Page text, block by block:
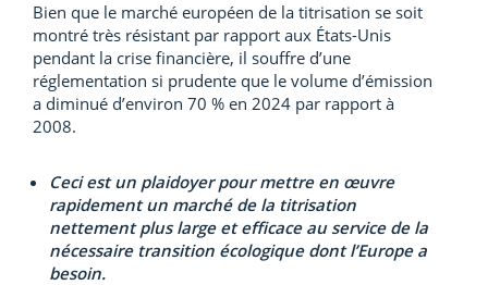
Bien que le marché européen de la titrisation se soit
montré très résistant par rapport aux États-Unis
pendant la crise financière, il souffre d’une
réglementation si prudente que le volume d’émission
a diminué d’environ 70 % en 2024 par rapport à
2008.
Ceci est un plaidoyer pour mettre en œuvre
rapidement un marché de la titrisation
nettement plus large et efficace au service de la
nécessaire transition écologique dont l’Europe a
besoin.